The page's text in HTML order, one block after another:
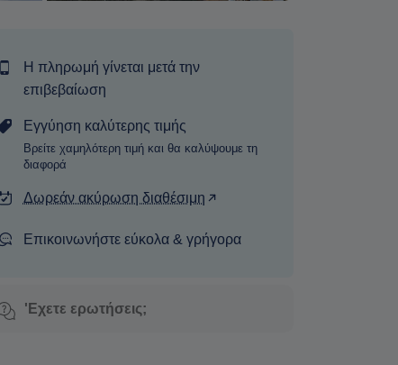
Η πληρωμή γίνεται μετά την
επιβεβαίωση
Εγγύηση καλύτερης τιμής
Βρείτε χαμηλότερη τιμή και θα καλύψουμε τη
διαφορά
Δωρεάν ακύρωση διαθέσιμη
Επικοινωνήστε εύκολα & γρήγορα
'Εχετε ερωτήσεις;